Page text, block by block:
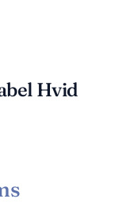
Hvid